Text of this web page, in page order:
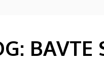
BAVTE